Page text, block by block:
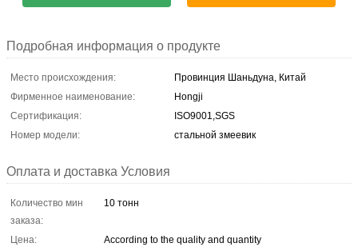
Подробная информация о продукте
Место происхождения:
Провинция Шаньдуна, Китай
Фирменное наименование:
Hongji
Сертификация:
ISO9001,SGS
Номер модели:
стальной змеевик
Оплата и доставка Условия
Количество мин
заказа:
10 тонн
Цена:
According to the quality and quantity